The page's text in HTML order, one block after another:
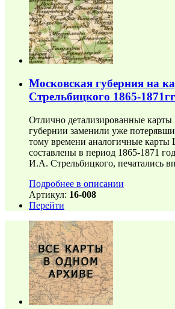
Московская губерния на
Стрельбицкого 1865-1871гг
Отлично детализированные карты
губернии заменили уже
тому времени аналогичные
составлены в период 1865-1871
И.А. Стрельбицкого, печатались
Подробнее в описании
Артикул: 16-008
Перейти